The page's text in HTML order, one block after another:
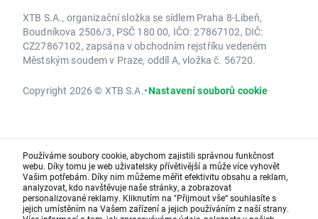
XTB S.A., organizační složka se sídlem Praha 8-Libeň,
Boudníkova 2506/3, PSČ 180 00, IČO: 27867102, DIČ:
CZ27867102, zapsána v obchodním rejstříku vedeném
Městským soudem v Praze, oddíl A, vložka č. 56720.
Copyright 2026 © XTB S.A.•Nastavení souborů cookie
Používáme soubory cookie, abychom zajistili správnou funkčnost
webu. Díky tomu je web uživatelsky přívětivější a může více vyhovět
Vašim potřebám. Díky nim můžeme měřit efektivitu obsahu a reklam,
analyzovat, kdo navštěvuje naše stránky, a zobrazovat
personalizované reklamy. Kliknutím na "Přijmout vše“ souhlasíte s
jejich umístěním na Vašem zařízení a jejich používáním z naší strany.